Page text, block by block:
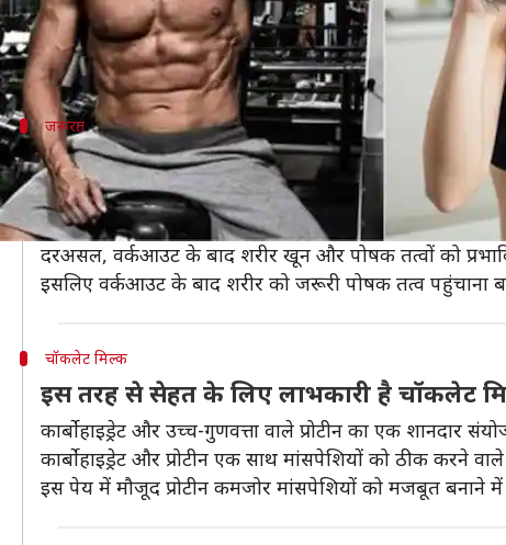
इसलिए आज हम आपको यह तय करने में मदद करेंगे कि इन
जरूरत
वर्कआउट के बाद प्रोटीन है जरूरी
वर्कआउट के बाद प्रोटीन का सेवन बहुत ही ज्यादा फायदेमंद
दौड़ने से लेकर वेटलिफ्टिंग तक सभी एक्सरसाइज मांसपेशियों में
दरअसल, वर्कआउट के बाद शरीर खून और पोषक तत्वों को
इसलिए वर्कआउट के बाद शरीर को जरूरी पोषक तत्व पहुंचाना
चॉकलेट मिल्क
इस तरह से सेहत के लिए लाभकारी है चॉकलेट
कार्बोहाइड्रेट और उच्च-गुणवत्ता वाले प्रोटीन का एक
कार्बोहाइड्रेट और प्रोटीन एक साथ मांसपेशियों को ठीक
इस पेय में मौजूद प्रोटीन कमजोर मांसपेशियों को मजबूत बनाने में